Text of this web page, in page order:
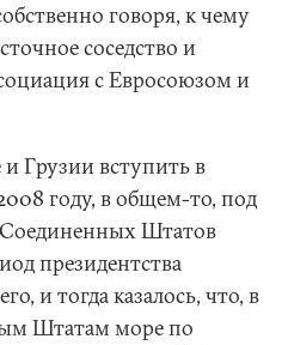
говоря, к чему
соседство и
с Евросоюзом и
Грузии вступить в
году, в общем-то, под
Штатов
президентства
и тогда казалось, что, в
Штатам море по